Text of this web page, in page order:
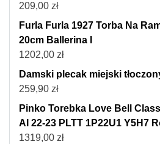
209,00 zł
Furla Furla 1927 Torba Na
20cm Ballerina I
1202,00 zł
Damski plecak miejski
259,90 zł
Pinko Torebka Love Bell
AI 22-23 PLTT 1P22U1 Y5H7
1319,00 zł